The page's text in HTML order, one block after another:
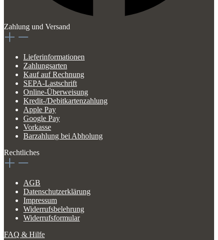
Zahlung und Versand
Lieferinformationen
Zahlungsarten
Kauf auf Rechnung
SEPA-Lastschrift
Online-Überweisung
Kredit-/Debitkartenzahlung
Apple Pay
Google Pay
Vorkasse
Barzahlung bei Abholung
Rechtliches
AGB
Datenschutzerklärung
Impressum
Widerrufsbelehrung
Widerrufsformular
FAQ & Hilfe